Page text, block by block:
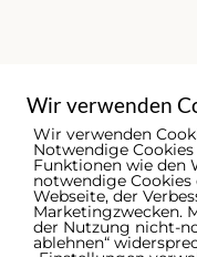
Wir verwenden
Wir verwenden
Notwendige
Funktionen wie den
notwendige
Webseite, der
Marketingzwecken.
der Nutzung nicht-
ablehnen“